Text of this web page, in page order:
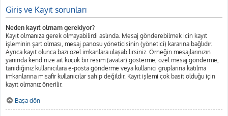
Giriş ve Kayıt sorunları
Neden kayıt olmam gerekiyor?
Kayıt olmanıza gerek olmayabilirdi aslında. Mesaj gönderebilmek için kayıt
işleminin şart olması, mesaj panosu yöneticisinin (yönetici) kararına bağlıdır.
Ayrıca kayıt olunca bazı özel imkanlara ulaşabilirsiniz. Örneğin mesajlarınızın
yanında kendinize ait küçük bir resim (avatar) gösterme, özel mesaj gönderme,
tanıdığınız kullanıcılara e-posta gönderme veya kullanıcı gruplarına katılma
imkanlarına misafir kullanıcılar sahip değildir. Kayıt işlemi çok basit olduğu için
kayıt olmanız önerilir.
Başa dön